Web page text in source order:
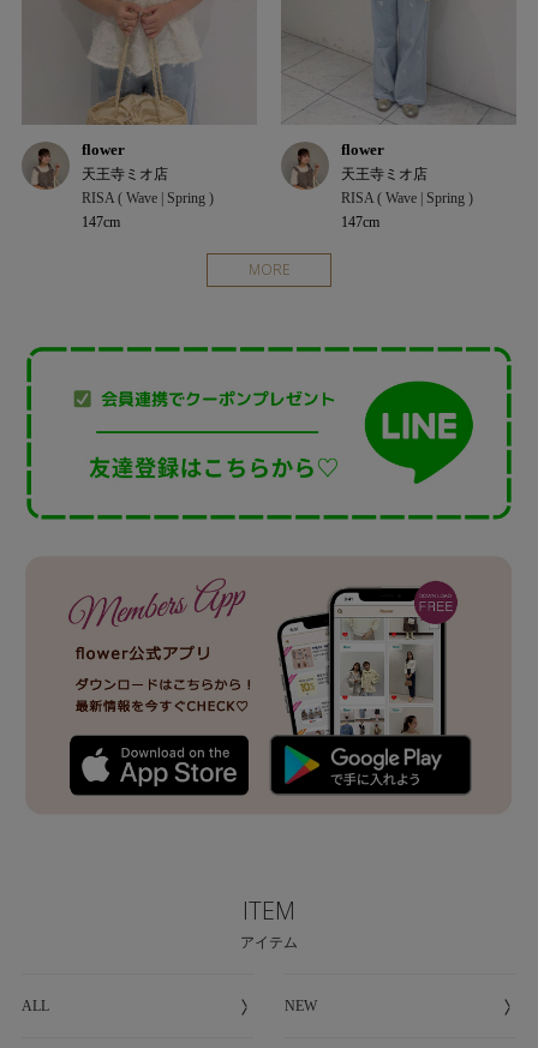
flower
天王寺ミオ店
RISA ( Wave | Spring )
147cm
flower
天王寺ミオ店
RISA ( Wave | Spring )
147cm
MORE
ITEM
アイテム
ALL NEW